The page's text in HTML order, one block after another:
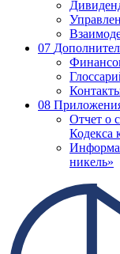
07
08
Отчет о
Кодекса
никель»